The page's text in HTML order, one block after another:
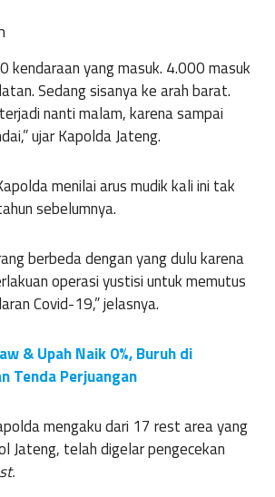
kendaraan yang masuk. 4.000 masuk
Sedang sisanya ke arah barat.
nanti malam, karena sampai
ujar Kapolda Jateng.
menilai arus mudik kali ini tak
sebelumnya.
berbeda dengan yang dulu karena
operasi yustisi untuk memutus
Covid-19,” jelasnya.
& Upah Naik 0%, Buruh di
Tenda Perjuangan
mengaku dari 17 rest area yang
Jateng, telah digelar pengecekan